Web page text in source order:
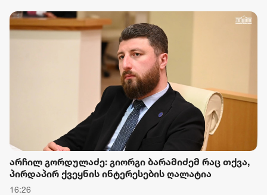
გარკვეულ წინმსწრებ ინფორმაციასაც ფლობდა
არჩილ გორდულაძე: გიორგი ბარამიძემ რაც თქვა,
პირდაპირ ქვეყნის ინტერესების ღალატია
16:26